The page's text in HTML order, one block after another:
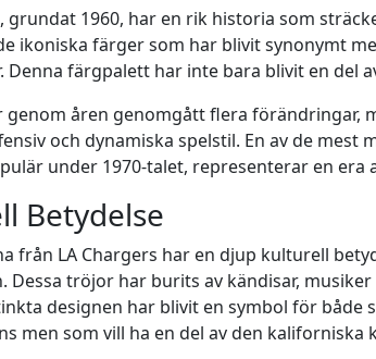
grundat 1960, har en rik historia som
ikoniska färger som har blivit synonymt
Denna färgpalett har inte bara blivit en del
genom åren genomgått flera förändringar,
och dynamiska spelstil. En av de
under 1970-talet, representerar en
Betydelse
från LA Chargers har en djup kulturell
Dessa tröjor har burits av kändisar,
designen har blivit en symbol för
men som vill ha en del av den kaliforniska